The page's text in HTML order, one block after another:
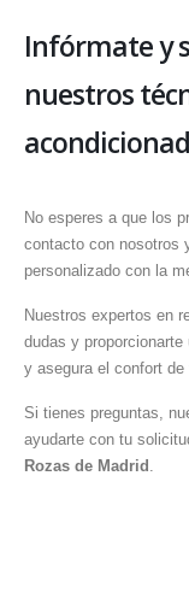
Infórmate y
nuestros
No esperes a que los
contacto con nosotros
personalizado con la
Nuestros expertos en
dudas y
y asegura el confort de
Si tienes preguntas,
ayudarte con tu
Rozas de Madrid .